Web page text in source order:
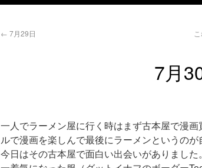
← 7月29日
7月
一人でラーメン屋に行く時はまず古本屋で漫
ルで漫画を楽しんで最後にラーメンというの
今日はその古本屋で面白い出会いがありました